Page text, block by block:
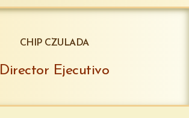
CHIP CZULADA
Director Ejecutivo